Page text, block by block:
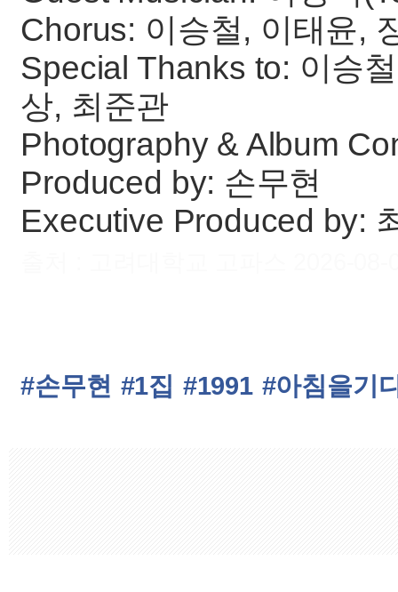
Chorus: 이승철, 이태윤,
Special Thanks to: 이승
상, 최준관
Photography & Album
Produced by: 손무현
Executive Produced by:
#손무현 #1집 #1991 #아침을기